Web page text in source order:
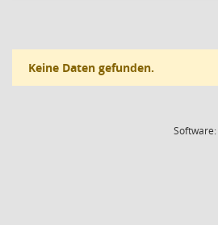
Keine Daten gefunden.
Software: